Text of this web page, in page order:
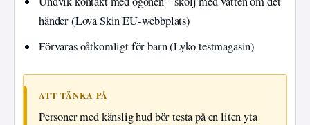
händer (Lova Skin EU-webbplats)
Förvaras oåtkomligt för barn (Lyko testmagasin)
ATT TÄNKA PÅ
Personer med känslig hud bör testa på en liten yta